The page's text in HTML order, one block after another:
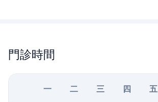
門診時間
一 二 三 四 五